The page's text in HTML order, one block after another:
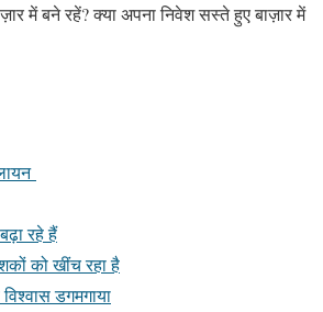
में बने रहें? क्या अपना निवेश सस्ते हुए बाज़ार में
रहे हैं
को खींच रहा है
डगमगाया